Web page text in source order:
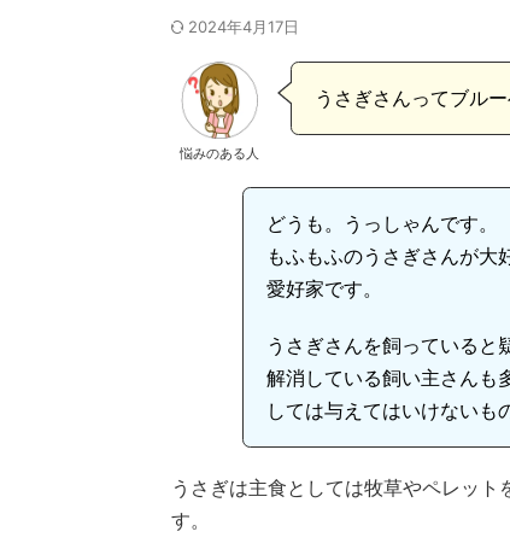
2024年4月17日
悩みのある人
うさぎさんってブル
どうも。うっしゃんです。
もふもふのうさぎさんが大
愛好家です。
うさぎさんを飼っていると
解消している飼い主さんも
しては与えてはいけないも
うさぎは主食としては牧草やペレッ
す。